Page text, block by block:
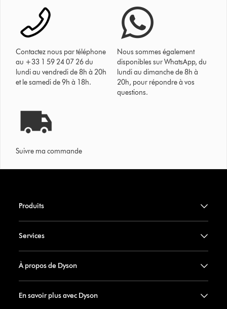
Contactez nous par téléphone
au +33 1 59 24 07 26 du
lundi au vendredi de 8h à 20h
et le samedi de 9h à 18h.
Nous sommes également
disponibles sur WhatsApp, du
lundi au dimanche de 8h à
20h, pour répondre à vos
questions.
Suivre ma commande
Produits
Services
À propos de Dyson
En savoir plus avec Dyson